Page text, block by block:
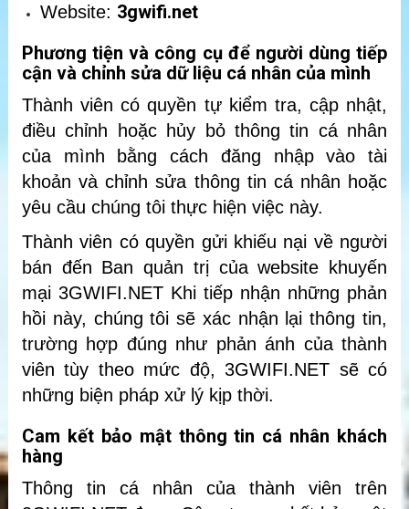
Website: 3gwifi.net
Phương tiện và công cụ để người dùng tiếp
cận và chỉnh sửa dữ liệu cá nhân của mình
Thành viên có quyền tự kiểm tra, cập nhật,
điều chỉnh hoặc hủy bỏ thông tin cá nhân
của mình bằng cách đăng nhập vào tài
khoản và chỉnh sửa thông tin cá nhân hoặc
yêu cầu chúng tôi thực hiện việc này.
Thành viên có quyền gửi khiếu nại về người
bán đến Ban quản trị của website khuyến
mại 3GWIFI.NET Khi tiếp nhận những phản
hồi này, chúng tôi sẽ xác nhận lại thông tin,
trường hợp đúng như phản ánh của thành
viên tùy theo mức độ, 3GWIFI.NET sẽ có
những biện pháp xử lý kịp thời.
Cam kết bảo mật thông tin cá nhân khách
hàng
Thông tin cá nhân của thành viên trên